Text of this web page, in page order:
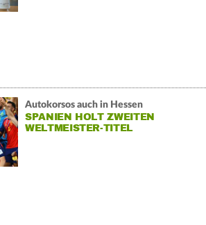
Autokorsos auch in Hessen
SPANIEN HOLT ZWEITEN
WELTMEISTER-TITEL